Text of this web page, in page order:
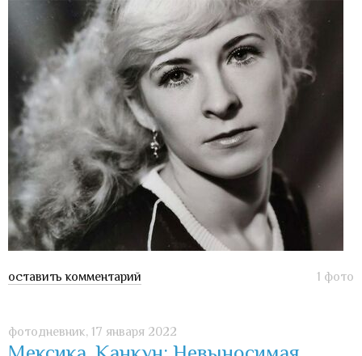
оставить комментарий 1 фото
фотодневник, 17 января 2022